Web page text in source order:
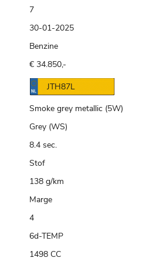
7
30-01-2025
Benzine
€ 34.850,-
JTH87L
Smoke grey metallic (5W)
Grey (WS)
8.4 sec.
Stof
138 g/km
Marge
4
6d-TEMP
1498 CC